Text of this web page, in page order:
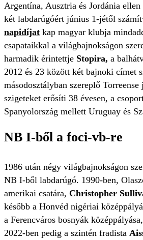
Argentína, Ausztria és Jordánia ellen
két labdarúgóért június 1-jétől
napidíjat kap magyar klubja
csapataikkal a világbajnokságon
harmadik érintettje Stopira, a
2012 és 23 között két bajnoki címet
másodosztályban szereplő
szigeteket erősíti 38 évesen, a
Spanyolország mellett Uruguay és
NB I-ből a foci-vb-re
1986 után négy világbajnokságon
NB I-ből labdarúgó. 1990-ben,
amerikai csatára, Christopher
később a Honvéd nigériai
a Ferencváros bosnyák középpályása,
2022-ben pedig a szintén fradista